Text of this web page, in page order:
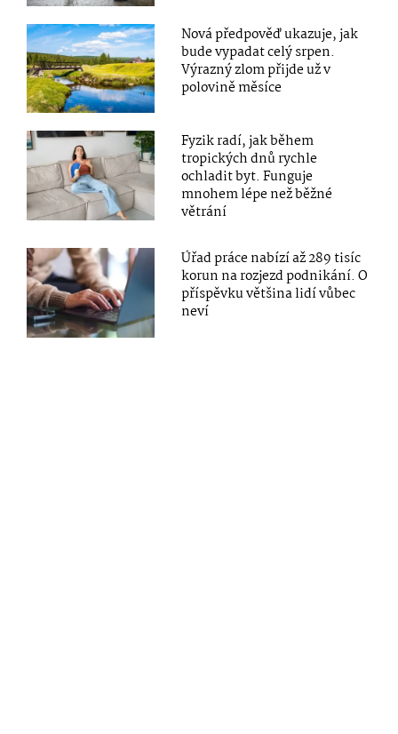
Nová předpověď ukazuje, jak
bude vypadat celý srpen.
Výrazný zlom přijde už v
polovině měsíce
Fyzik radí, jak během
tropických dnů rychle
ochladit byt. Funguje
mnohem lépe než běžné
větrání
Úřad práce nabízí až 289 tisíc
korun na rozjezd podnikání. O
příspěvku většina lidí vůbec
neví